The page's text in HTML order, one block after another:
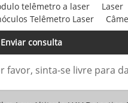
telêmetro a laser Laser
Telêmetro Laser
Enviar consulta
favor, sinta-se livre para